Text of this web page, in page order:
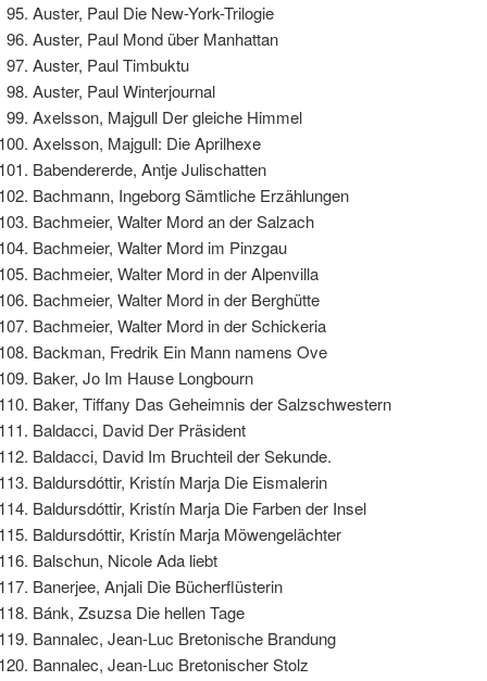
Auster, Paul Die New-York-Trilogie
Auster, Paul Mond über Manhattan
Auster, Paul Timbuktu
Auster, Paul Winterjournal
Axelsson, Majgull Der gleiche Himmel
Axelsson, Majgull: Die Aprilhexe
Babendererde, Antje Julischatten
Bachmann, Ingeborg Sämtliche Erzählungen
Bachmeier, Walter Mord an der Salzach
Bachmeier, Walter Mord im Pinzgau
Bachmeier, Walter Mord in der Alpenvilla
Bachmeier, Walter Mord in der Berghütte
Bachmeier, Walter Mord in der Schickeria
Backman, Fredrik Ein Mann namens Ove
Baker, Jo Im Hause Longbourn
Baker, Tiffany Das Geheimnis der Salzschwestern
Baldacci, David Der Präsident
Baldacci, David Im Bruchteil der Sekunde.
Baldursdóttir, Kristín Marja Die Eismalerin
Baldursdóttir, Kristín Marja Die Farben der Insel
Baldursdóttir, Kristín Marja Möwengelächter
Balschun, Nicole Ada liebt
Banerjee, Anjali Die Bücherflüsterin
Bánk, Zsuzsa Die hellen Tage
Bannalec, Jean-Luc Bretonische Brandung
Bannalec, Jean-Luc Bretonischer Stolz